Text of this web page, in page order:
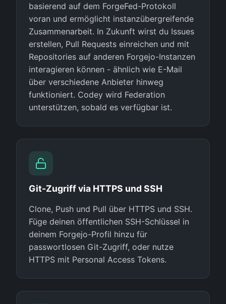
basierend auf dem ForgeFed-Protokoll
voran und ermöglicht instanzübergreifende
Zusammenarbeit. In Zukunft wirst du Issues
erstellen, Pull Requests einreichen und mit
Repositories auf anderen Forgejo-Instanzen
interagieren können - ähnlich wie E-Mail
über verschiedene Anbieter hinweg
funktioniert. Codey wird Federation
unterstützen, sobald es verfügbar ist.
Git-Zugriff via HTTPS und SSH
Clone, Push und Pull über HTTPS und SSH.
Füge deinen öffentlichen SSH-Schlüssel in
deinem Forgejo-Profil hinzu für
passwortlosen Git-Zugriff, oder nutze
HTTPS mit Personal Access Tokens.